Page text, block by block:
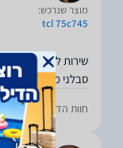
מוצר שנרכש:
tcl 75c745
שירות לא פחות
סבלני מקצועי
חוות הדעת עזרה